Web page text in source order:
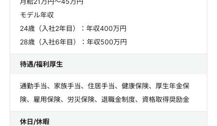
モデル年収
24歳（入社2年目）：年収400万円
28歳（入社6年目）：年収500万円
待遇/福利厚生
通勤手当、家族手当、住居手当、健康保険、厚生年金保
険、雇用保険、労災保険、退職金制度、資格取得奨励金
休日/休暇